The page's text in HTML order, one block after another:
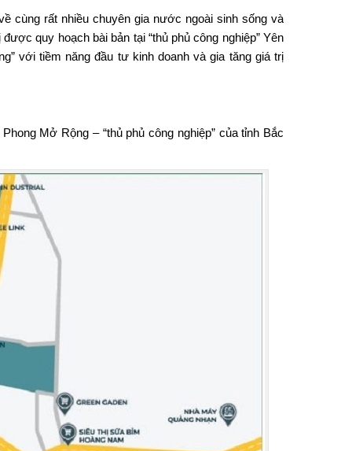
cùng rất nhiều chuyên gia nước ngoài sinh sống và
quy hoạch bài bản tại “thủ phủ công nghiệp” Yên
với tiềm năng đầu tư kinh doanh và gia tăng giá trị
Mở Rộng – “thủ phủ công nghiệp” của tỉnh Bắc